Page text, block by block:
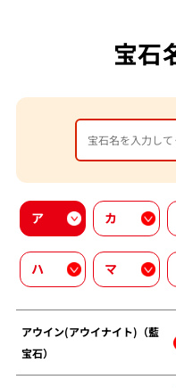
宝石
ア カ
ハ マ
アウイン(アウイナイト)（藍
宝石）